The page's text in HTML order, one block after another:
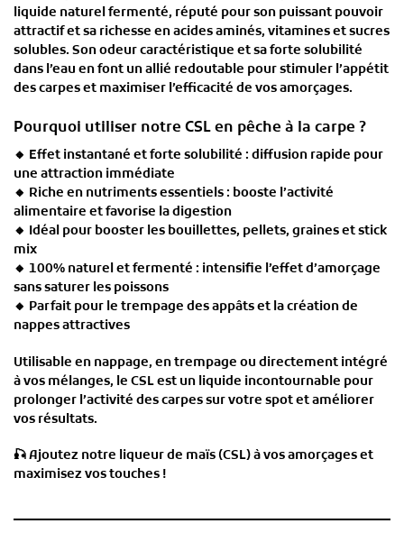
liquide naturel fermenté, réputé pour son puissant pouvoir
attractifet sa richesse en acides aminés, vitamines et sucres
solubles. Sonodeur caractéristique et sa forte solubilité
dans l’eau en font un allié redoutable pour stimuler l’appétit
des carpes et maximiser l’efficacité de vos amorçages.
Pourquoi utiliser notre CSL en pêche à la carpe ?
🔸 Effet instantané et forte solubilité : diffusion rapide pour
une attraction immédiate
🔸 Riche en nutriments essentiels : booste l’activité
alimentaire et favorise la digestion
🔸 Idéal pour booster les bouillettes, pellets, graines et stick
mix
🔸 100% naturel et fermenté : intensifie l’effet d’amorçage
sans saturer les poissons
🔸 Parfait pour le trempage des appâts et la création de
nappes attractives
Utilisable en nappage, en trempage ou directement intégré
à vos mélanges, le CSLest un liquide incontournable pour
prolonger l’activité des carpes sur votre spotet améliorer
vos résultats.
🎣Ajoutez notre liqueur de maïs (CSL) à vos amorçages et
maximisez vos touches !